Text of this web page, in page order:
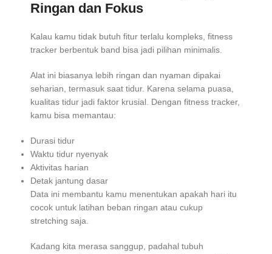
Ringan dan Fokus
Kalau kamu tidak butuh fitur terlalu kompleks, fitness
tracker berbentuk band bisa jadi pilihan minimalis.
Alat ini biasanya lebih ringan dan nyaman dipakai
seharian, termasuk saat tidur. Karena selama puasa,
kualitas tidur jadi faktor krusial. Dengan fitness tracker,
kamu bisa memantau:
Durasi tidur
Waktu tidur nyenyak
Aktivitas harian
Detak jantung dasar
Data ini membantu kamu menentukan apakah hari itu
cocok untuk latihan beban ringan atau cukup
stretching saja.
Kadang kita merasa sanggup, padahal tubuh